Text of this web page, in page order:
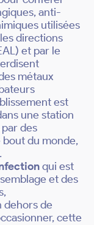
anti-
utilisées
directions
et par le
métaux
est
une station
des
bout du monde,
qui est
et des
dehors de
cette